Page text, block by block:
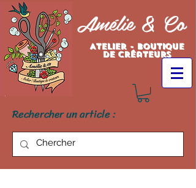
Amélie & Co
Atelier - Boutique
de créateurs
Rechercher un article :